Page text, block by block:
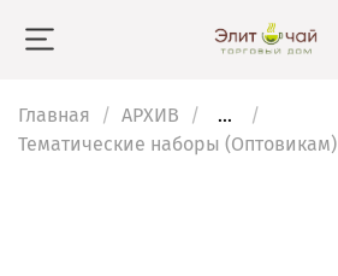
Главная АРХИВ
...
Тематические наборы (Оптовикам)